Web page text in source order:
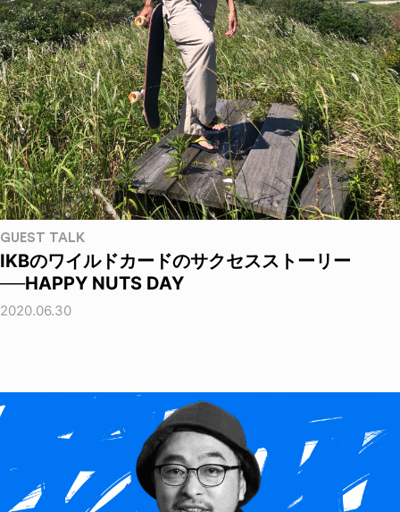
GUEST TALK
IKBのワイルドカードのサクセスストーリー
──HAPPY NUTS DAY
2020.06.30